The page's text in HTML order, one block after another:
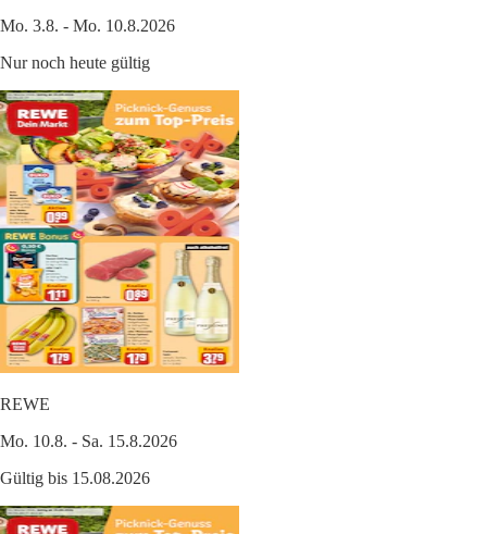
Mo. 3.8. - Mo. 10.8.2026
Nur noch heute gültig
REWE
Mo. 10.8. - Sa. 15.8.2026
Gültig bis 15.08.2026